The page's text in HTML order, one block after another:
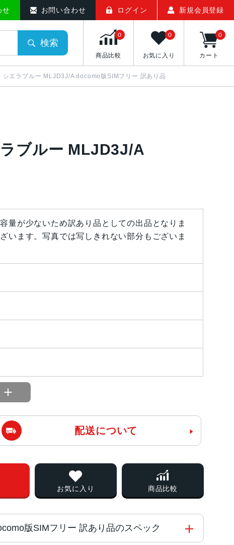
せ お問い合わせ ログイン 新規会員登録
検索
商品比較
0
お気に入り
0
カート
0
エラブルー MLJD3J/A docomo版SIMフリー 訳あり品
ブルー MLJD3J/A
量が少ないため訳あり品としての出品となりま
います。写真では写しきれない部分もございま
配送について
お気に入り 商品比較
版SIMフリー 訳あり品のスペック